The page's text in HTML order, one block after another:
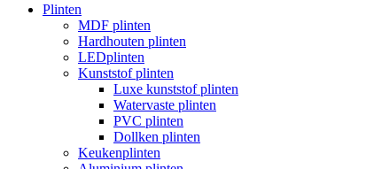
Plinten
MDF plinten
Hardhouten plinten
LEDplinten
Kunststof plinten
Luxe kunststof plinten
Watervaste plinten
PVC plinten
Dollken plinten
Keukenplinten